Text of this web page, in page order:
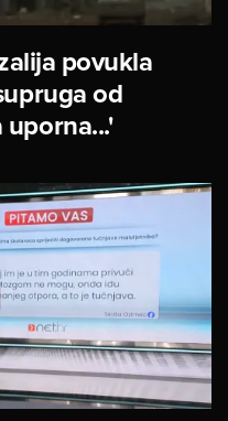
povukla
od